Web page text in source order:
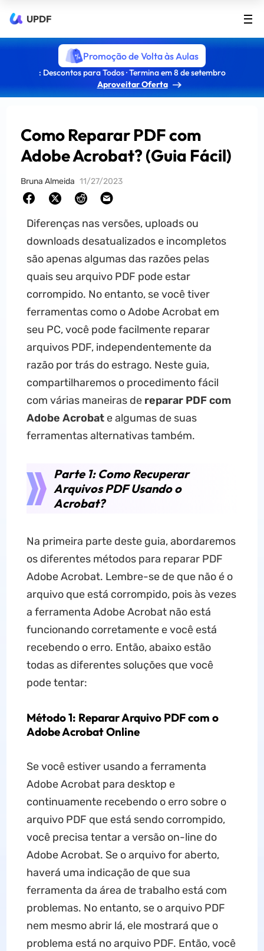
UPDF
Promoção de Volta às Aulas
: Descontos para Todos · Termina em 8 de setembro
Aproveitar Oferta
Como Reparar PDF com
Adobe Acrobat? (Guia Fácil)
Bruna Almeida 11/27/2023
Diferenças nas versões, uploads ou
downloads desatualizados e incompletos
são apenas algumas das razões pelas
quais seu arquivo PDF pode estar
corrompido. No entanto, se você tiver
ferramentas como o Adobe Acrobat em
seu PC, você pode facilmente reparar
arquivos PDF, independentemente da
razão por trás do estrago. Neste guia,
compartilharemos o procedimento fácil
com várias maneiras de reparar PDF com
Adobe Acrobate algumas de suas
ferramentas alternativas também.
Parte 1: Como Recuperar
Arquivos PDF Usando o
Acrobat?
Na primeira parte deste guia, abordaremos
os diferentes métodos para reparar PDF
Adobe Acrobat. Lembre-se de que não é o
arquivo que está corrompido, pois às vezes
a ferramenta Adobe Acrobat não está
funcionando corretamente e você está
recebendo o erro. Então, abaixo estão
todas as diferentes soluções que você
pode tentar:
Método 1: Reparar Arquivo PDF com o
Adobe Acrobat Online
Se você estiver usando a ferramenta
Adobe Acrobat para desktop e
continuamente recebendo o erro sobre o
arquivo PDF que está sendo corrompido,
você precisa tentar a versão on-line do
Adobe Acrobat. Se o arquivo for aberto,
haverá uma indicação de que sua
ferramenta da área de trabalho está com
problemas. No entanto, se o arquivo PDF
nem mesmo abrir lá, ele mostrará que o
problema está no arquivo PDF. Então, você